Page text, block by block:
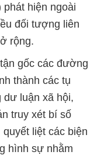
hiện ngoài
đối tượng liên
rộng.
gốc các đường
thành các tụ
dư luận xã hội,
truy xét bí số
liệt các biện
hình sự nhằm